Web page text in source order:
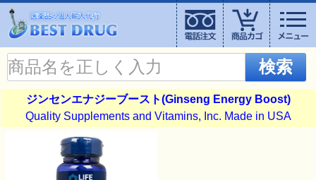
検索
ジンセンエナジーブースト(Ginseng Energy Boost)
Quality Supplements and Vitamins, Inc. Made in USA